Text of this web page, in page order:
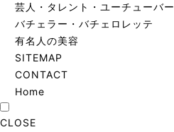
芸人・タレント・ユーチューバー
バチェラー・バチェロレッテ
有名人の美容
SITEMAP
CONTACT
Home
CLOSE